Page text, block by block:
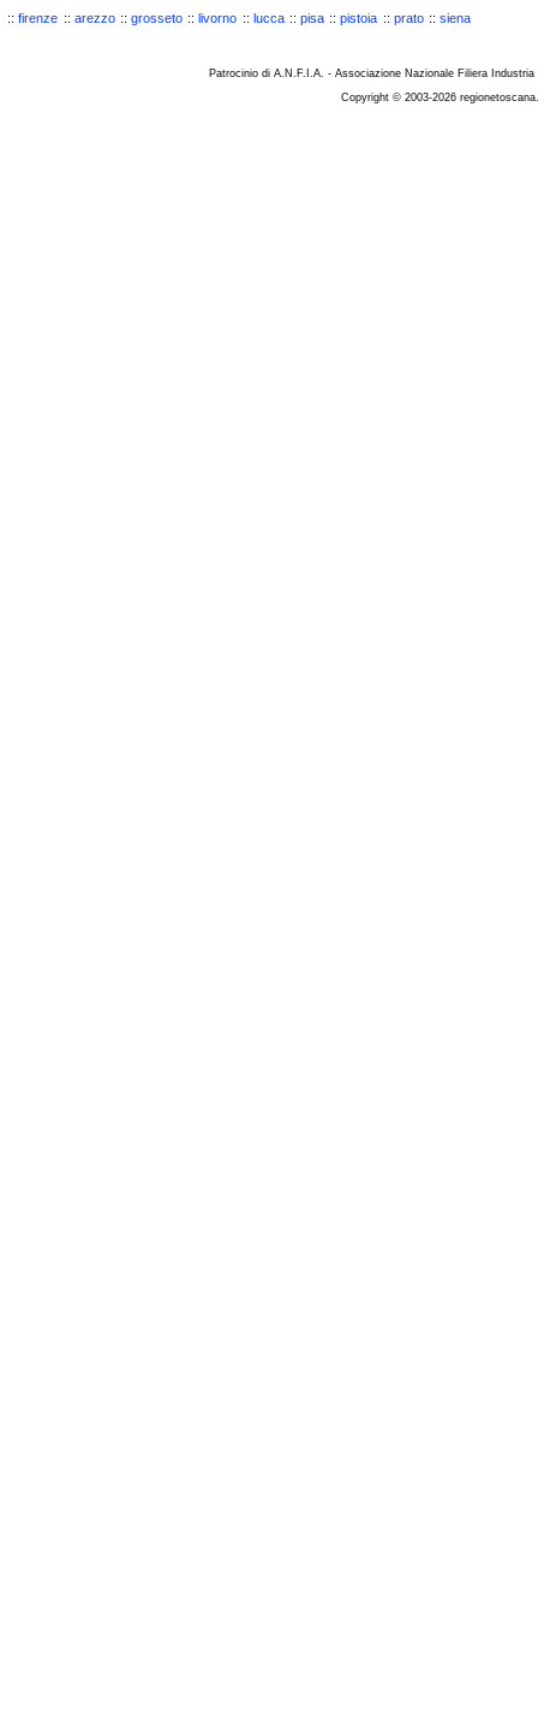
:: firenze :: arezzo :: grosseto :: livorno :: lucca :: pisa :: pistoia :: prato :: siena
Patrocinio di A.N.F.I.A. - Associazione Nazionale Filiera
Copyright © 2003-2026